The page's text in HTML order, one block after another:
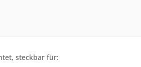
steckbar für: